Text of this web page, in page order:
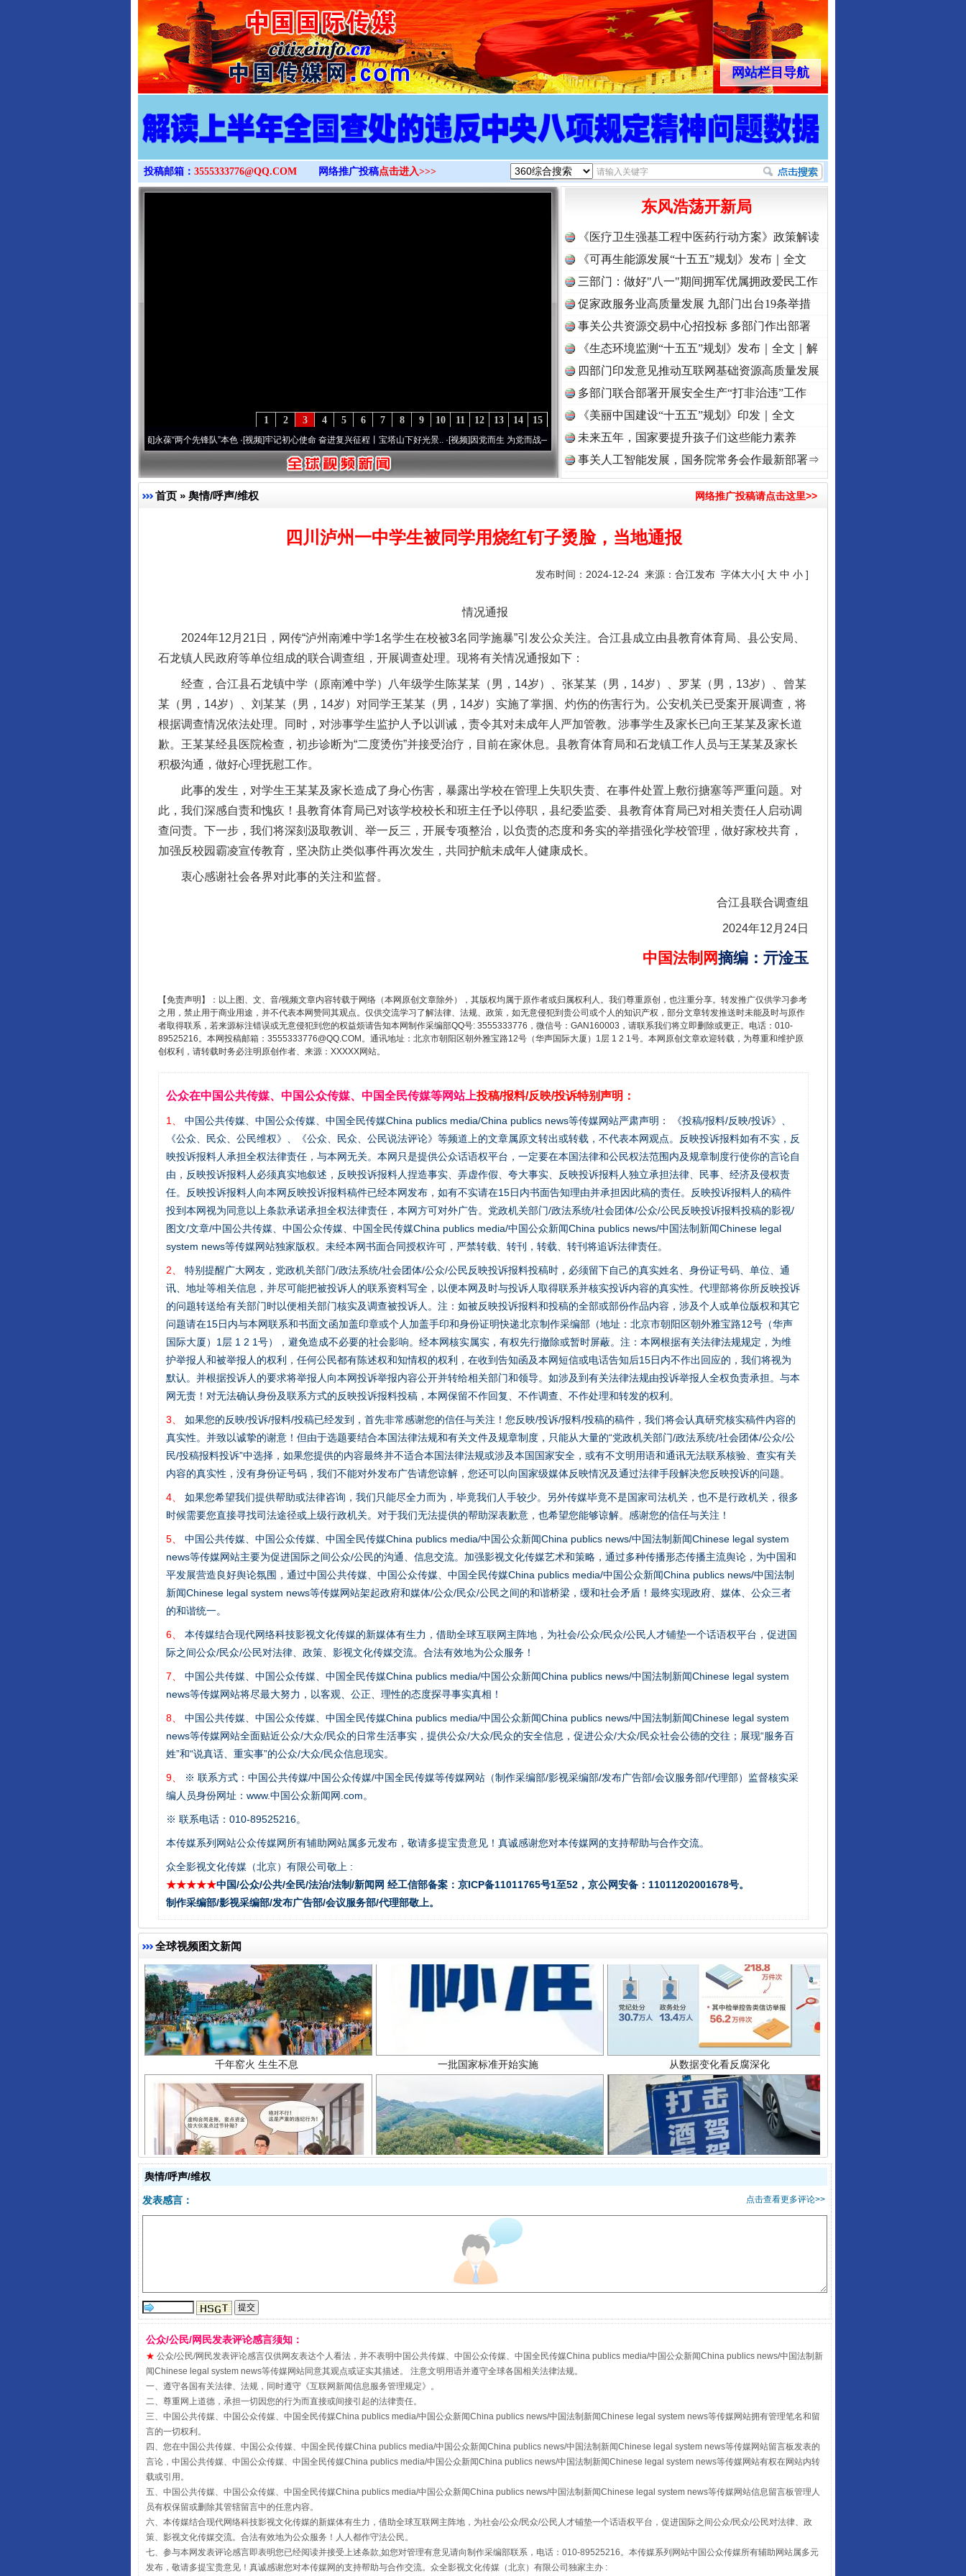
>
网站栏目导航
投稿邮箱： 3555333776@QQ.COM 网络推广投稿点击进入>>>
15
14
13
12
11
10
9
8
7
6
5
4
3
2
1
永葆“两个先锋队”本色·[视频]牢记初心使命 奋进复兴征程丨宝塔山下好光景..·[视频]因党而生 为党而战——百年“纪”事⑧加强纪律..·[视频] 牢记初心使命 奋进复兴征程丨“转折之城”激荡..
东风浩荡开新局
《医疗卫生强基工程中医药行动方案》政策解读
《可再生能源发展“十五五”规划》发布｜全文
三部门：做好"八一"期间拥军优属拥政爱民工作
促家政服务业高质量发展 九部门出台19条举措
事关公共资源交易中心招投标 多部门作出部署
《生态环境监测“十五五”规划》发布｜全文｜解
读
四部门印发意见推动互联网基础资源高质量发展
多部门联合部署开展安全生产“打非治违”工作
《美丽中国建设“十五五”规划》印发｜全文
未来五年，国家要提升孩子们这些能力素养
事关人工智能发展，国务院常务会作最新部署⇒
首页 » 舆情/呼声/维权 网络推广投稿请点击这里>>
四川泸州一中学生被同学用烧红钉子烫脸，当地通报
发布时间：2024-12-24 来源： 合江发布 字体大小[ 大 中 小 ]
情况通报
2024年12月21日，网传“泸州南滩中学1名学生在校被3名同学施暴”引发公众关注。合江县成立由县教育体育局、县公安局、
石龙镇人民政府等单位组成的联合调查组，开展调查处理。现将有关情况通报如下：
经查，合江县石龙镇中学（原南滩中学）八年级学生陈某某（男，14岁）、张某某（男，14岁）、罗某（男，13岁）、曾某
某（男，14岁）、刘某某（男，14岁）对同学王某某（男，14岁）实施了掌掴、灼伤的伤害行为。公安机关已受案开展调查，将
根据调查情况依法处理。同时，对涉事学生监护人予以训诫，责令其对未成年人严加管教。涉事学生及家长已向王某某及家长道
歉。王某某经县医院检查，初步诊断为“二度烫伤”并接受治疗，目前在家休息。县教育体育局和石龙镇工作人员与王某某及家长
积极沟通，做好心理抚慰工作。
此事的发生，对学生王某某及家长造成了身心伤害，暴露出学校在管理上失职失责、在事件处置上敷衍搪塞等严重问题。对
此，我们深感自责和愧疚！县教育体育局已对该学校校长和班主任予以停职，县纪委监委、县教育体育局已对相关责任人启动调
查问责。下一步，我们将深刻汲取教训、举一反三，开展专项整治，以负责的态度和务实的举措强化学校管理，做好家校共育，
加强反校园霸凌宣传教育，坚决防止类似事件再次发生，共同护航未成年人健康成长。
衷心感谢社会各界对此事的关注和监督。
合江县联合调查组
2024年12月24日
中国法制网摘编 ： 亓淦玉
【免责声明】：以上图、文、音/视频文章内容转载于网络（本网原创文章除外），其版权均属于原作者或归属权利人。我们尊重原创，也注重分享。转发推广仅供学习参考
之用，禁止用于商业用途，并不代表本网赞同其观点。仅供交流学习了解法律、法规、政策，如无意侵犯到贵公司或个人的知识产权，部分文章转发推送时未能及时与原作
者取得联系，若来源标注错误或无意侵犯到您的权益烦请告知本网制作采编部QQ号: 3555333776，微信号：GAN160003，请联系我们将立即删除或更正。电话：010-
89525216。本网投稿邮箱：3555333776@QQ.COM。通讯地址：北京市朝阳区朝外雅宝路12号（华声国际大厦）1层 1 2 1号。本网原创文章欢迎转载，为尊重和维护原
创权利，请转载时务必注明原创作者、来源：XXXXX网站。
公众在中国公共传媒、中国公众传媒、中国全民传媒等网站上投稿/报料/反映/投诉特别声明：
1、
中国公共传媒、中国公众传媒、中国全民传媒China publics media/China publics news等传媒网站严肃声明： 《投稿/报料/反映/投诉》、
《公众、民众、公民维权》、《公众、民众、公民说法评论》等频道上的文章属原文转出或转载，不代表本网观点。反映投诉报料如有不实，反
映投诉报料人承担全权法律责任，与本网无关。本网只是提供公众话语权平台，一定要在本国法律和公民权法范围内及规章制度行使你的言论自
由，反映投诉报料人必须真实地叙述，反映投诉报料人捏造事实、弄虚作假、夸大事实、反映投诉报料人独立承担法律、民事、经济及侵权责
任。反映投诉报料人向本网反映投诉报料稿件已经本网发布，如有不实请在15日内书面告知理由并承担因此稿的责任。反映投诉报料人的稿件
投到本网视为同意以上条款承诺承担全权法律责任，本网方可对外广告。党政机关部门/政法系统/社会团体/公众/公民反映投诉报料投稿的影视/
图文/文章/中国公共传媒、中国公众传媒、中国全民传媒China publics media/中国公众新闻China publics news/中国法制新闻Chinese legal
system news等传媒网站独家版权。未经本网书面合同授权许可，严禁转载、转刊，转载、转刊将追诉法律责任。
2、
特别提醒广大网友，党政机关部门/政法系统/社会团体/公众/公民反映投诉报料投稿时，必须留下自己的真实姓名、身份证号码、单位、通
讯、地址等相关信息，并尽可能把被投诉人的联系资料写全，以便本网及时与投诉人取得联系并核实投诉内容的真实性。代理部将你所反映投诉
的问题转送给有关部门时以便相关部门核实及调查被投诉人。注：如被反映投诉报料和投稿的全部或部份作品内容，涉及个人或单位版权和其它
问题请在15日内与本网联系和书面文函加盖印章或个人加盖手印和身份证明快递北京制作采编部（地址：北京市朝阳区朝外雅宝路12号（华声
国际大厦）1层 1 2 1号），避免造成不必要的社会影响。经本网核实属实，有权先行撤除或暂时屏蔽。注：本网根据有关法律法规规定，为维
护举报人和被举报人的权利，任何公民都有陈述权和知情权的权利，在收到告知函及本网短信或电话告知后15日内不作出回应的，我们将视为
默认。并根据投诉人的要求将举报人向本网投诉举报内容公开并转给相关部门和领导。如涉及到有关法律法规由投诉举报人全权负责承担。与本
网无责！对无法确认身份及联系方式的反映投诉报料投稿，本网保留不作回复、不作调查、不作处理和转发的权利。
3、
如果您的反映/投诉/报料/投稿已经发到，首先非常感谢您的信任与关注！您反映/投诉/报料/投稿的稿件，我们将会认真研究核实稿件内容的
真实性。并致以诚挚的谢意！但由于选题要结合本国法律法规和有关文件及规章制度，只能从大量的“党政机关部门/政法系统/社会团体/公众/公
民/投稿报料投诉”中选择，如果您提供的内容最终并不适合本国法律法规或涉及本国国家安全，或有不文明用语和通讯无法联系核验、查实有关
内容的真实性，没有身份证号码，我们不能对外发布广告请您谅解，您还可以向国家级媒体反映情况及通过法律手段解决您反映投诉的问题。
4、
如果您希望我们提供帮助或法律咨询，我们只能尽全力而为，毕竟我们人手较少。另外传媒毕竟不是国家司法机关，也不是行政机关，很多
时候需要您直接寻找司法途径或上级行政机关。对于我们无法提供的帮助深表歉意，也希望您能够谅解。感谢您的信任与关注！
5、
中国公共传媒、中国公众传媒、中国全民传媒China publics media/中国公众新闻China publics news/中国法制新闻Chinese legal system
news等传媒网站主要为促进国际之间公众/公民的沟通、信息交流。加强影视文化传媒艺术和策略，通过多种传播形态传播主流舆论，为中国和
平发展营造良好舆论氛围，通过中国公共传媒、中国公众传媒、中国全民传媒China publics media/中国公众新闻China publics news/中国法制
新闻Chinese legal system news等传媒网站架起政府和媒体/公众/民众/公民之间的和谐桥梁，缓和社会矛盾！最终实现政府、媒体、公众三者
的和谐统一。
6、
本传媒结合现代网络科技影视文化传媒的新媒体有生力，借助全球互联网主阵地，为社会/公众/民众/公民人才铺垫一个话语权平台，促进国
际之间公众/民众/公民对法律、政策、影视文化传媒交流。合法有效地为公众服务！
7、
中国公共传媒、中国公众传媒、中国全民传媒China publics media/中国公众新闻China publics news/中国法制新闻Chinese legal system
news等传媒网站将尽最大努力，以客观、公正、理性的态度探寻事实真相！
8、
中国公共传媒、中国公众传媒、中国全民传媒China publics media/中国公众新闻China publics news/中国法制新闻Chinese legal system
news等传媒网站全面贴近公众/大众/民众的日常生活事实，提供公众/大众/民众的安全信息，促进公众/大众/民众社会公德的交往；展现“服务百
姓”和“说真话、重实事”的公众/大众/民众信息现实。
9、
※ 联系方式：中国公共传媒/中国公众传媒/中国全民传媒等传媒网站（制作采编部/影视采编部/发布广告部/会议服务部/代理部）监督核实采
编人员身份网址：www.中国公众新闻网.com。
※ 联系电话：010-89525216。
本传媒系列网站公众传媒网所有辅助网站属多元发布，敬请多提宝贵意见！真诚感谢您对本传媒网的支持帮助与合作交流。
众全影视文化传媒（北京）有限公司敬上 :
★★★★★中国/公众/公共/全民/法治/法制/新闻网 经工信部备案：京ICP备11011765号1至52，京公网安备：11011202001678号。
制作采编部/影视采编部/发布广告部/会议服务部/代理部敬上。
全球视频图文新闻
完善运行机制助力责任有效落实 一纸欠条伤亲情 巡回调解促和解.. 行业协会接连发公告
东山县通报“牛蛙产品抗生素超标问题”
千年窑火 生生不息 一批国家标准开始实施 从数据变化看反腐深化
揭开“小金库”的免责幌子 以产业富民促振兴 酒驾未被当场查获能处罚吗
受贿1.44亿！段成刚被判无期 从幼儿园到大学，有这些资助 “后车司机肯定在骂我”
全民健身五年计划来了！等你上场 事关残疾人未来5年 让传统村落焕发生机
舆情/呼声/维权
点击查看更多评论>>
发表感言：
公众/公民/网民发表评论感言须知：
★ 公众/公民/网民发表评论感言仅供网友表达个人看法，并不表明中国公共传媒、中国公众传媒、中国全民传媒China publics media/中国公众新闻China publics news/中国法制新
闻Chinese legal system news等传媒网站同意其观点或证实其描述。 注意文明用语并遵守全球各国相关法律法规。
一、遵守各国有关法律、法规，同时遵守《互联网新闻信息服务管理规定》。
二、尊重网上道德，承担一切因您的行为而直接或间接引起的法律责任。
三、中国公共传媒、中国公众传媒、中国全民传媒China publics media/中国公众新闻China publics news/中国法制新闻Chinese legal system news等传媒网站拥有管理笔名和留
言的一切权利。
四、您在中国公共传媒、中国公众传媒、中国全民传媒China publics media/中国公众新闻China publics news/中国法制新闻Chinese legal system news等传媒网站留言板发表的
言论，中国公共传媒、中国公众传媒、中国全民传媒China publics media/中国公众新闻China publics news/中国法制新闻Chinese legal system news等传媒网站有权在网站内转
载或引用。
五、中国公共传媒、中国公众传媒、中国全民传媒China publics media/中国公众新闻China publics news/中国法制新闻Chinese legal system news等传媒网站信息留言板管理人
员有权保留或删除其管辖留言中的任意内容。
六、本传媒结合现代网络科技影视文化传媒的新媒体有生力，借助全球互联网主阵地，为社会/公众/民众/公民人才铺垫一个话语权平台，促进国际之间公众/民众/公民对法律、政
策、影视文化传媒交流。合法有效地为公众服务！人人都作守法公民。
七、参与本网发表评论感言即表明您已经阅读并接受上述条款,如您对管理有意见请向制作采编部联系，电话：010-89525216。本传媒系列网站中国公众传媒所有辅助网站属多元
发布，敬请多提宝贵意见！真诚感谢您对本传媒网的支持帮助与合作交流。众全影视文化传媒（北京）有限公司独家主办 :